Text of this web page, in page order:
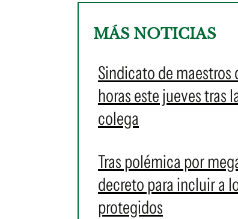
MÁS NOTICIAS
Sindicato de
horas este jueves tras
colega
Tras polémica por
decreto para incluir a
protegidos